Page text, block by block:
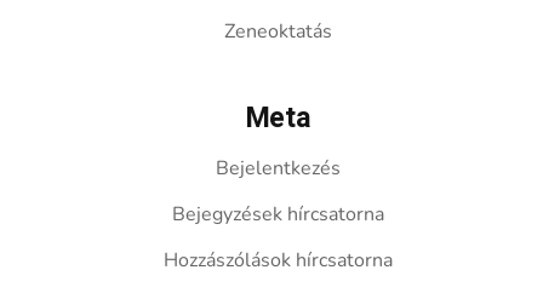
Zeneoktatás
Meta
Bejelentkezés
Bejegyzések hírcsatorna
Hozzászólások hírcsatorna